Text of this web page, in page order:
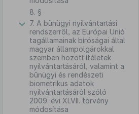
8. §
7. A bűnügyi nyilvántartási
rendszerről, az Európai Unió
tagállamainak bíróságai által
magyar állampolgárokkal
szemben hozott ítéletek
nyilvántartásáról, valamint a
bűnügyi és rendészeti
biometrikus adatok
nyilvántartásáról szóló
2009. évi XLVII. törvény
módosítása